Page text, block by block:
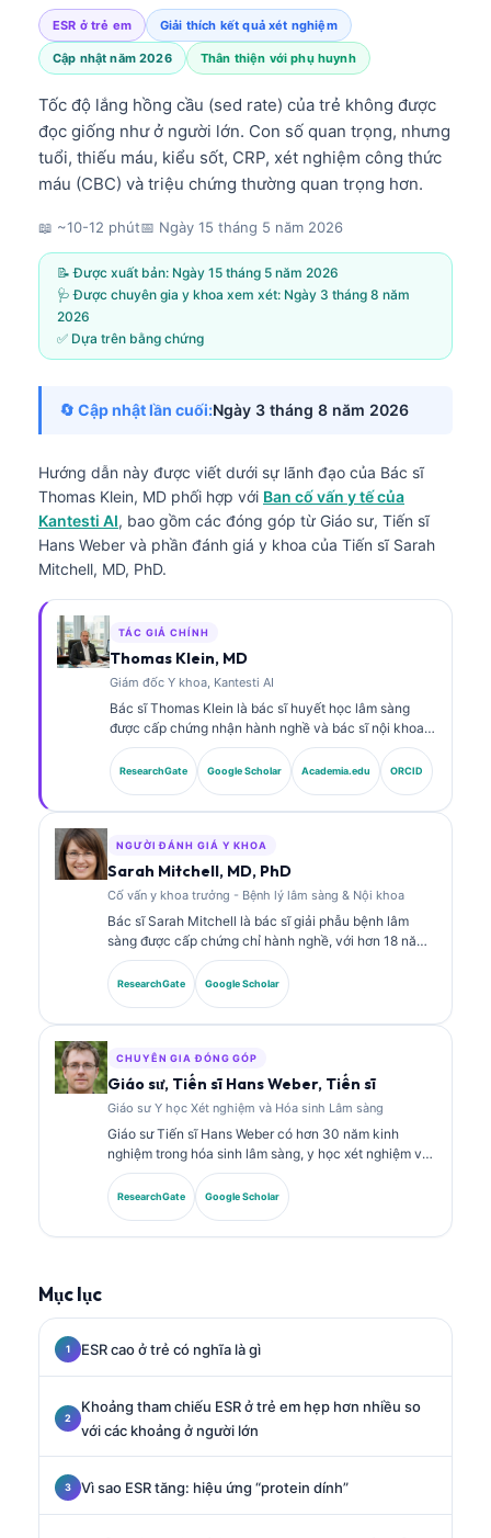
ESR ở trẻ em Giải thích kết quả xét nghiệm
Cập nhật năm 2026 Thân thiện với phụ huynh
Tốc độ lắng hồng cầu (sed rate) của trẻ không được
đọc giống như ở người lớn. Con số quan trọng, nhưng
tuổi, thiếu máu, kiểu sốt, CRP, xét nghiệm công thức
máu (CBC) và triệu chứng thường quan trọng hơn.
📖 ~10-12 phút📅 Ngày 15 tháng 5 năm 2026
📝 Được xuất bản: Ngày 15 tháng 5 năm 2026
🩺 Được chuyên gia y khoa xem xét: Ngày 3 tháng 8 năm
2026
✅ Dựa trên bằng chứng
🔄 Cập nhật lần cuối:Ngày 3 tháng 8 năm 2026
Hướng dẫn này được viết dưới sự lãnh đạo của Bác sĩ
Thomas Klein, MD phối hợp với Ban cố vấn y tế của
Kantesti AI, bao gồm các đóng góp từ Giáo sư, Tiến sĩ
Hans Weber và phần đánh giá y khoa của Tiến sĩ Sarah
Mitchell, MD, PhD.
TÁC GIẢ CHÍNH
Thomas Klein, MD
Giám đốc Y khoa, Kantesti AI
Bác sĩ Thomas Klein là bác sĩ huyết học lâm sàng
được cấp chứng nhận hành nghề và bác sĩ nội khoa,
với hơn 15 năm kinh nghiệm trong lĩnh vực y học xét
nghiệm và phân tích lâm sàng có hỗ trợ bởi AI. Với vai
trò Giám đốc Y khoa (Chief Medical Officer) tại
Bác sĩ Klein đã công bố nhiều bài viết về diễn giải
dấu ấn sinh học và chẩn đoán xét nghiệm trong các
ResearchGate Google Scholar Academia.edu ORCID
NGƯỜI ĐÁNH GIÁ Y KHOA
Sarah Mitchell, MD, PhD
Cố vấn y khoa trưởng - Bệnh lý lâm sàng & Nội khoa
Bác sĩ Sarah Mitchell là bác sĩ giải phẫu bệnh lâm
sàng được cấp chứng chỉ hành nghề, với hơn 18 năm
kinh nghiệm trong y học xét nghiệm và phân tích
chẩn đoán. Bà có các chứng chỉ chuyên sâu về hóa
sinh lâm sàng và đã công bố rộng rãi về các bảng dấu
ResearchGate Google Scholar
CHUYÊN GIA ĐÓNG GÓP
Giáo sư, Tiến sĩ Hans Weber, Tiến sĩ
Giáo sư Y học Xét nghiệm và Hóa sinh Lâm sàng
Giáo sư Tiến sĩ Hans Weber có hơn 30 năm kinh
nghiệm trong hóa sinh lâm sàng, y học xét nghiệm và
nghiên cứu dấu ấn sinh học. Ông từng là Chủ tịch của
Hiệp hội Hóa sinh Lâm sàng Đức, và chuyên về phân
tích các bảng xét nghiệm chẩn đoán, chuẩn hóa dấu
ResearchGate Google Scholar
Mục lục
ESR cao ở trẻ có nghĩa là gì
Khoảng tham chiếu ESR ở trẻ em hẹp hơn nhiều so
với các khoảng ở người lớn
Vì sao ESR tăng: hiệu ứng “protein dính”